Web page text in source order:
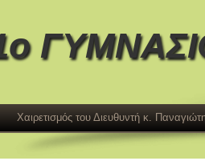
Χαιρετισμός του Διευθυντή κ.